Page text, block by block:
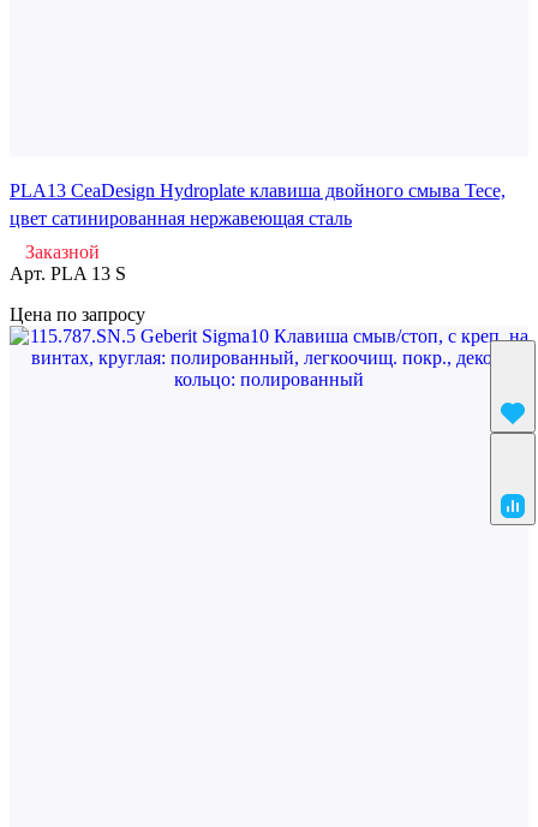
PLA13 CeaDesign Hydroplate клавиша двойного смыва Tece,
цвет сатинированная нержавеющая сталь
Заказной
Арт. PLA 13 S
Цена по запросу